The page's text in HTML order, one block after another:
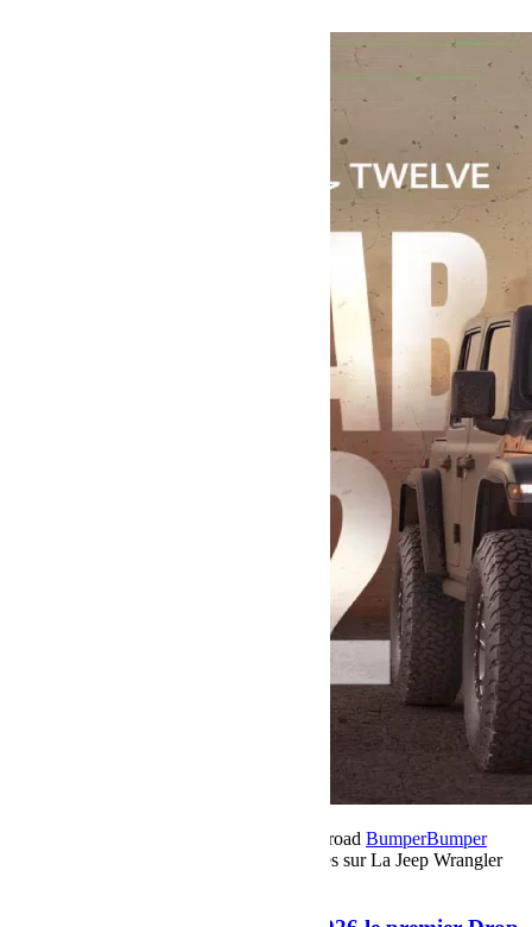
Par Martial BumperOffroad BumperBumper
Commentaires fermés sur La Jeep Wrangler